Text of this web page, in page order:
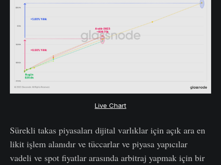
Live Chart
Sürekli takas piyasaları dijital varlıklar için açık ara en
likit işlem alanıdır ve tüccarlar ve piyasa yapıcılar
vadeli ve spot fiyatlar arasında arbitraj yapmak için bir